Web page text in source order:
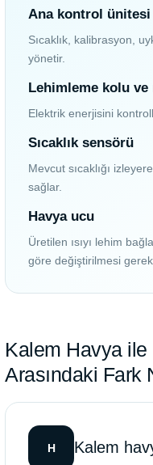
Ana kontrol ünitesi
Sıcaklık, kalibrasyon,
yönetir.
Lehimleme kolu ve
Elektrik enerjisini
Sıcaklık sensörü
Mevcut sıcaklığı
sağlar.
Havya ucu
Üretilen ısıyı lehim
göre değiştirilmesi
Kalem Havya
Arasındaki Fark
H Kalem